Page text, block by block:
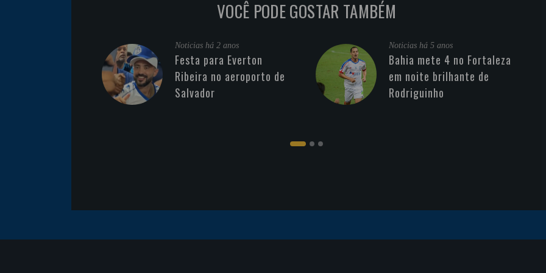
VOCÊ PODE GOSTAR TAMBÉM
Noticias há 2 anos
Festa para Everton
Ribeira no aeroporto de
Salvador
Noticias há 5 anos
Bahia mete 4 no Fortaleza
em noite brilhante de
Rodriguinho